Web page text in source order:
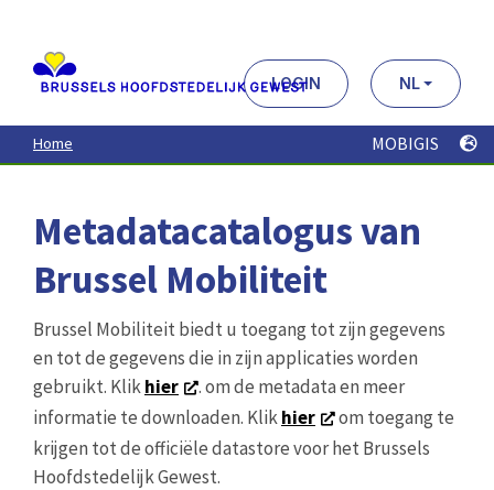
contenu
principal
LOGIN NL
Home MOBIGIS
Metadatacatalogus van
Brussel Mobiliteit
Brussel Mobiliteit biedt u toegang tot zijn gegevens
en tot de gegevens die in zijn applicaties worden
gebruikt. Klikhier
. om de metadata en meer
informatie te downloaden. Klikhier
om toegang te
krijgen tot de officiële datastore voor het Brussels
Hoofdstedelijk Gewest.